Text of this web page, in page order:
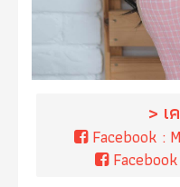
> เ
Facebook :